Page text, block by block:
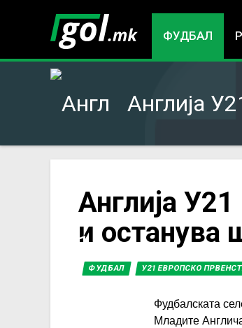
ФУДБАЛ
Англија
here
Англија
и останува
ФУДБАЛ У21 ЕВРОПСКО
Фудбалската
Младите